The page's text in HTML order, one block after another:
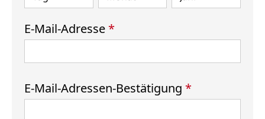
E-Mail-Adresse *
E-Mail-Adressen-Bestätigung *